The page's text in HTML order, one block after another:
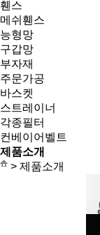
휀스
메쉬휀스
능형망
구갑망
부자재
주문가공
바스켓
스트레이너
각종필터
컨베이어벨트
제품소개
> 제품소개